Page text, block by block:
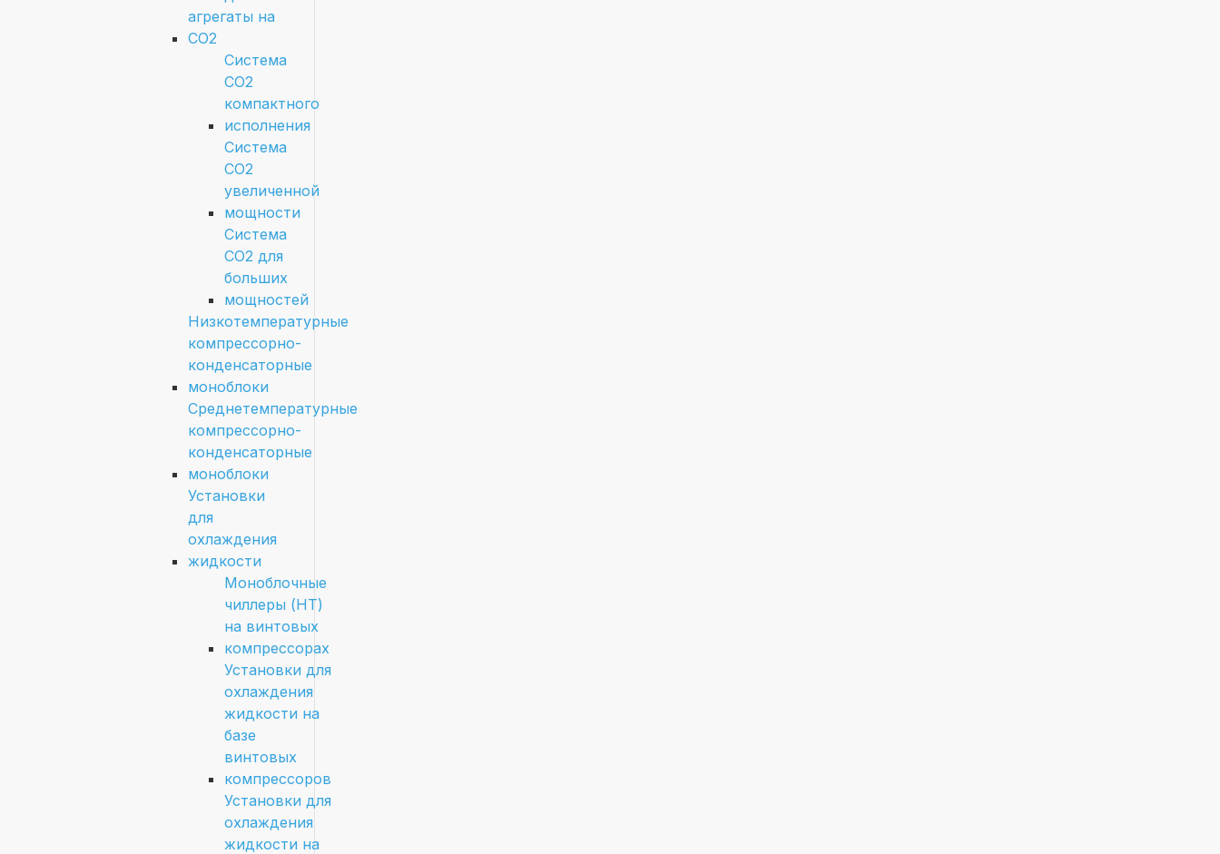
агрегаты на
CO2
Система
СО2
компактного
исполнения
Система
СО2
увеличенной
мощности
Система
СО2 для
больших
мощностей
Низкотемпературные
компрессорно-
конденсаторные
моноблоки
Среднетемпературные
компрессорно-
конденсаторные
моноблоки
Установки
для
охлаждения
жидкости
Моноблочные
чиллеры (HT)
на винтовых
компрессорах
Установки для
охлаждения
жидкости на
базе
винтовых
компрессоров
Установки для
охлаждения
жидкости на